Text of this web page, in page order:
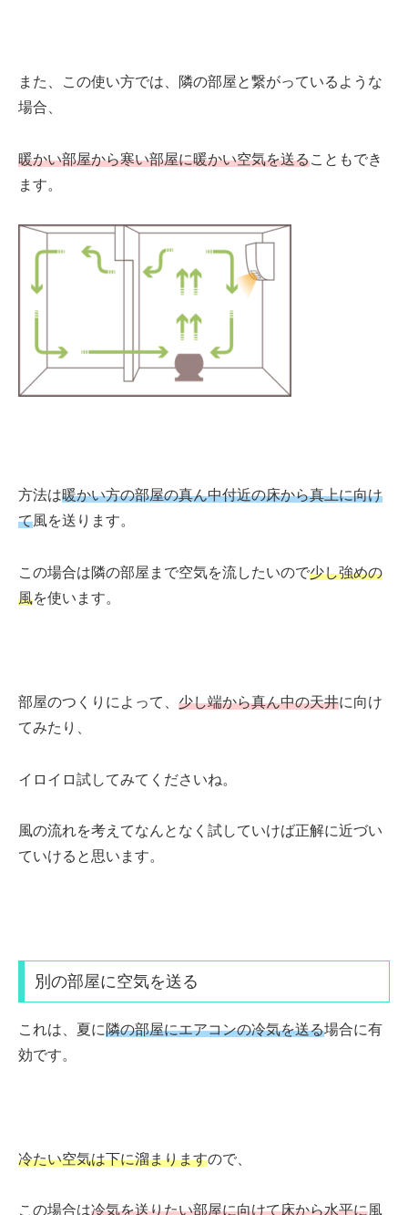
また、この使い方では、隣の部屋と繋がっているような
場合、
暖かい部屋から寒い部屋に暖かい空気を送ることもでき
ます。
方法は暖かい方の部屋の真ん中付近の床から真上に向け
て風を送ります。
この場合は隣の部屋まで空気を流したいので少し強めの
風を使います。
部屋のつくりによって、 少し端から真ん中の天井に向け
てみたり、
イロイロ試してみてくださいね。
風の流れを考えてなんとなく試していけば正解に近づい
ていけると思います。
別の部屋に空気を送る
これは、夏に隣の部屋にエアコンの冷気を送る場合に有
効です。
冷たい空気は下に溜まりますので、
この場合は冷気を送りたい部屋に向けて床から水平に風